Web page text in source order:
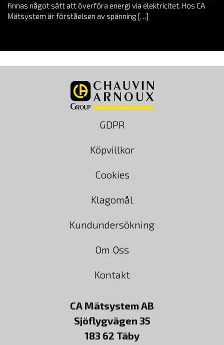
finnas något sätt att överföra energi via elektricitet. Hos CA
Mätsystem är förståelsen av spänning […]
GDPR
Köpvillkor
Cookies
Klagomål
Kundundersökning
Om Oss
Kontakt
CA Mätsystem AB
Sjöflygvägen 35
183 62 Täby